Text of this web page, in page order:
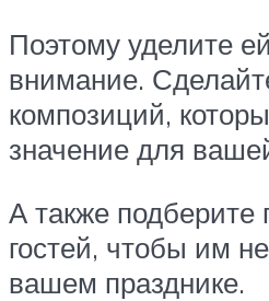
Поэтому уделите
внимание.
композиций,
значение для
А также подберите
гостей, чтобы им
вашем празднике.